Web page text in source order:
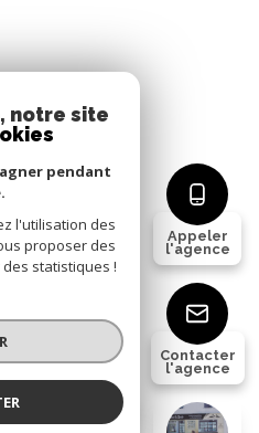
Côté Sud
Appeler
l'agence
Contacter
l'agence
notre site
pendant
l'utilisation des
proposer des
statistiques !